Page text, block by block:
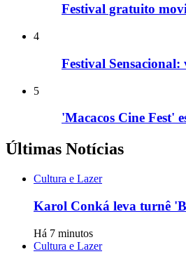
Festival gratuito
4
Festival
5
'Macacos Cine Fest'
Últimas Notícias
Cultura e Lazer
Karol Conká leva turnê
Há 7 minutos
Cultura e Lazer